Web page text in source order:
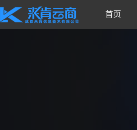
首页